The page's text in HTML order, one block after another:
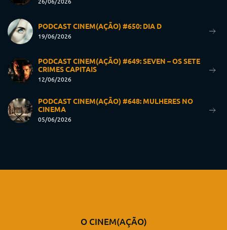
PODCAST CINEM(AÇÃO) #650: DIA D
19/06/2026
PODCAST CINEM(AÇÃO) #649: SEVEN – OS SETE
CRIMES CAPITAIS
12/06/2026
PODCAST CINEM(AÇÃO) #648: MULHERES NO
CINEMA
05/06/2026
O CINEM(AÇÃO)